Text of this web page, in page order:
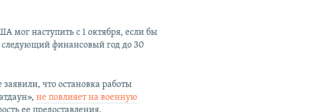
мог наступить с 1 октября, если бы
финансовый год до 30
что остановка работы
не повлияет на военную